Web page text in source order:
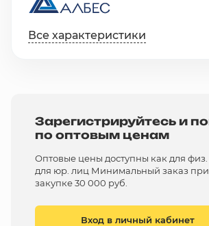
Все характеристики
Зарегистрируйтесь и
по оптовым ценам
Оптовые цены доступны как для физ.
для юр. лиц Минимальный заказ при
закупке 30 000 руб.
Вход в личный кабинет